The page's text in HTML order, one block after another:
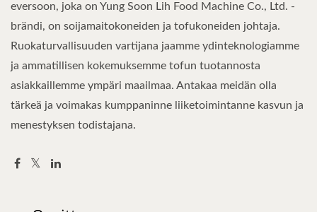
eversoon, joka on Yung Soon Lih Food Machine Co., Ltd. -
brändi, on soijamaitokoneiden ja tofukoneiden johtaja.
Ruokaturvallisuuden vartijana jaamme ydinteknologiamme
ja ammatillisen kokemuksemme tofun tuotannosta
asiakkaillemme ympäri maailmaa. Antakaa meidän olla
tärkeä ja voimakas kumppaninne liiketoimintanne kasvun ja
menestyksen todistajana.